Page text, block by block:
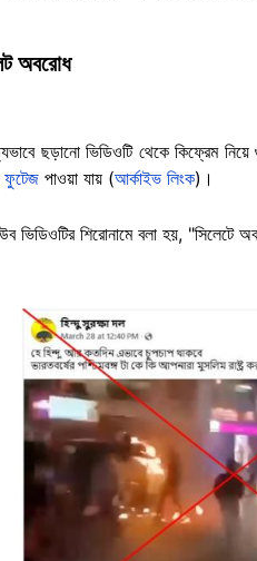
অবরোধ
ছড়ানো ভিডিওটি থেকে কিফ্রেম
পাওয়া যায় (আর্কাইভ লিংক)।
ভিডিওটির শিরোনামে বলা হয়, "সিলেটে